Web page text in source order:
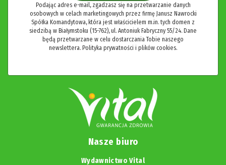
Podając adres e-mail, zgadzasz się na przetwarzanie danych
osobowych w celach marketingowych przez firmę Janusz Nawrocki
Spółka Komandytowa, która jest właścicielem m.in. tych domen z
siedzibą w Białymstoku (15-762), ul. Antoniuk Fabryczny 55/24. Dane
będą przetwarzane w celu dostarczania Tobie naszego
newslettera. Polityka prywatności i plików cookies.
Nasze biuro
Wydawnictwo Vital